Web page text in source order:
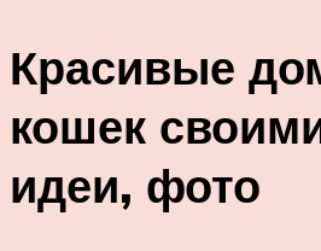
Красивые
кошек
идеи, фото